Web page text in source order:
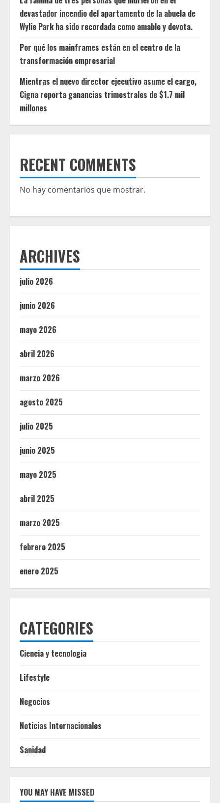
devastador incendio del apartamento de la abuela de
Wylie Park ha sido recordada como amable y devota.
Por qué los mainframes están en el centro de la
transformación empresarial
Mientras el nuevo director ejecutivo asume el cargo,
Cigna reporta ganancias trimestrales de $1.7 mil
millones
RECENT COMMENTS
No hay comentarios que mostrar.
ARCHIVES
julio 2026
junio 2026
mayo 2026
abril 2026
marzo 2026
agosto 2025
julio 2025
junio 2025
mayo 2025
abril 2025
marzo 2025
febrero 2025
enero 2025
CATEGORIES
Ciencia y tecnologia
Lifestyle
Negocios
Noticias Internacionales
Sanidad
YOU MAY HAVE MISSED